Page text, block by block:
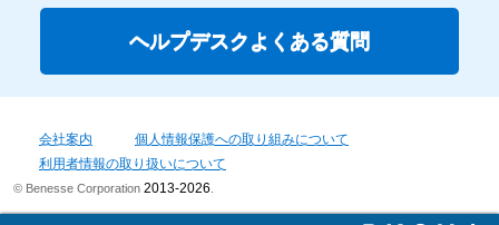
ヘルプデスクよくある質問
会社案内
個人情報保護への取り組みについて
利用者情報の取り扱いについて
© Benesse Corporation 2013-2026